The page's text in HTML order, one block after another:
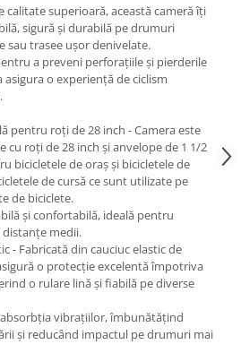
plata-
calitate superioară, această cameră îți
sigură și durabilă pe drumuri
sau trasee ușor denivelate.
a preveni perforațiile și pierderile
asigura o experiență de ciclism
pentru roți de 28 inch - Camera este
roți de 28 inch și anvelope de 1 1/2
bicicletele de oraș și bicicletele de
de cursă ce sunt utilizate pe
de biciclete.
și confortabilă, ideală pentru
distanțe medii.
- Fabricată din cauciuc elastic de
o protecție excelentă împotriva
o rulare lină și fiabilă pe diverse
vibrațiilor, îmbunătățind
și reducând impactul pe drumuri mai